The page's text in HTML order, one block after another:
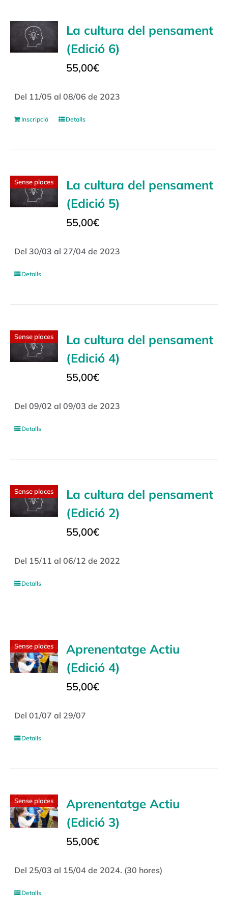
La cultura del pensament
(Edició 6)
55,00€
Del 11/05 al 08/06 de 2023
Inscripció Detalls
Sense places
La cultura del pensament
(Edició 5)
55,00€
Del 30/03 al 27/04 de 2023
Detalls
Sense places
La cultura del pensament
(Edició 4)
55,00€
Del 09/02 al 09/03 de 2023
Detalls
Sense places
La cultura del pensament
(Edició 2)
55,00€
Del 15/11 al 06/12 de 2022
Detalls
Sense places
Aprenentatge Actiu
(Edició 4)
55,00€
Del 01/07 al 29/07
Detalls
Sense places
Aprenentatge Actiu
(Edició 3)
55,00€
Del 25/03 al 15/04 de 2024. (30 hores)
Detalls